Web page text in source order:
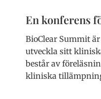
En konferens
BioClear Summit
utveckla sitt
består av
kliniska